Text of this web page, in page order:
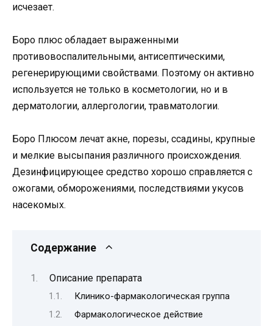
исчезает.
Боро плюс обладает выраженными
противовоспалительными, антисептическими,
регенерирующими свойствами. Поэтому он активно
используется не только в косметологии, но и в
дерматологии, аллергологии, травматологии.
Боро Плюсом лечат акне, порезы, ссадины, крупные
и мелкие высыпания различного происхождения.
Дезинфицирующее средство хорошо справляется с
ожогами, обморожениями, последствиями укусов
насекомых.
Содержание
Описание препарата
Клинико-фармакологическая группа
Фармакологическое действие